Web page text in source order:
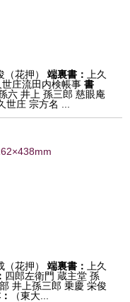
花押） 端裏書：
上久
世庄流田内検帳事書
六 井上 孫三郎 慈眼庵
世庄 宗方名 ...
花押） 端裏書：
上久
四郎左衛門 蔵主堂 孫
井上孫三郎 乗慶 栄俊
（東大...